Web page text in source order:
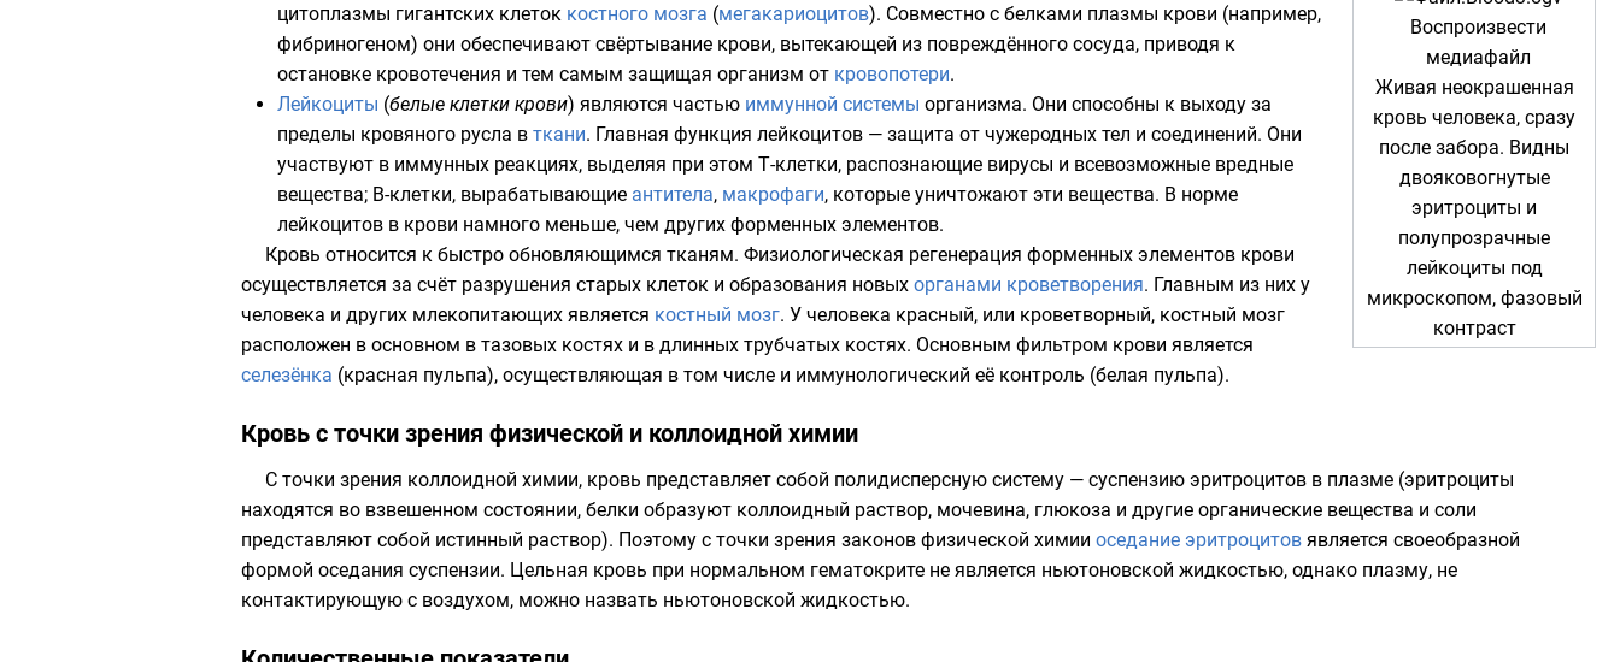
Воспроизвести
медиафайл
Живая неокрашенная
кровь человека, сразу
после забора. Видны
двояковогнутые
эритроциты и
полупрозрачные
лейкоциты под
микроскопом, фазовый
контраст
цитоплазмы гигантских клеток костного мозга (мегакариоцитов). Совместно с белками плазмы крови (например,
фибриногеном) они обеспечивают свёртывание крови, вытекающей из повреждённого сосуда, приводя к
остановке кровотечения и тем самым защищая организм от кровопотери.
Лейкоциты (белые клетки крови) являются частью иммунной системы организма. Они способны к выходу за
пределы кровяного русла в ткани. Главная функция лейкоцитов — защита от чужеродных тел и соединений. Они
участвуют в иммунных реакциях, выделяя при этом Т-клетки, распознающие вирусы и всевозможные вредные
вещества; В-клетки, вырабатывающие антитела, макрофаги, которые уничтожают эти вещества. В норме
лейкоцитов в крови намного меньше, чем других форменных элементов.
Кровь относится к быстро обновляющимся тканям. Физиологическая регенерация форменных элементов крови
осуществляется за счёт разрушения старых клеток и образования новых органами кроветворения. Главным из них у
человека и других млекопитающих является костный мозг. У человека красный, или кроветворный, костный мозг
расположен в основном в тазовых костях и в длинных трубчатых костях. Основным фильтром крови является
селезёнка (красная пульпа), осуществляющая в том числе и иммунологический её контроль (белая пульпа).
Кровь с точки зрения физической и коллоидной химии
С точки зрения коллоидной химии, кровь представляет собой полидисперсную систему — суспензию эритроцитов в плазме (эритроциты
находятся во взвешенном состоянии, белки образуют коллоидный раствор, мочевина, глюкоза и другие органические вещества и соли
представляют собой истинный раствор). Поэтому с точки зрения законов физической химии оседание эритроцитов является своеобразной
формой оседания суспензии. Цельная кровь при нормальном гематокрите не является ньютоновской жидкостью, однако плазму, не
контактирующую с воздухом, можно назвать ньютоновской жидкостью.